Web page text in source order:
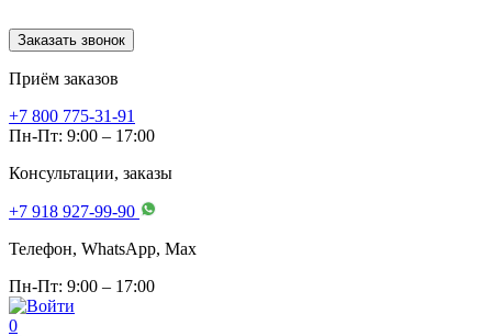
Заказать звонок
Приём заказов
+7 800 775-31-91
Пн-Пт: 9:00 – 17:00
Консультации, заказы
+7 918 927-99-90
Телефон, WhatsApp, Мах
Пн-Пт: 9:00 – 17:00
0